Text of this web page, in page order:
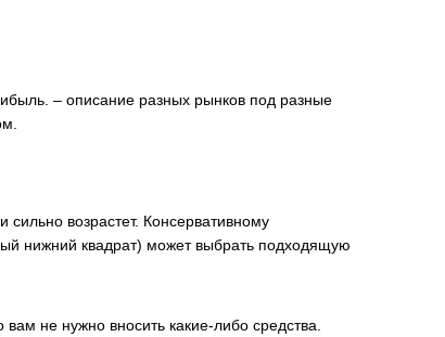
– описание разных рынков под разные
возрастет. Консервативному
нижний квадрат) может выбрать подходящую
не нужно вносить какие-либо средства.